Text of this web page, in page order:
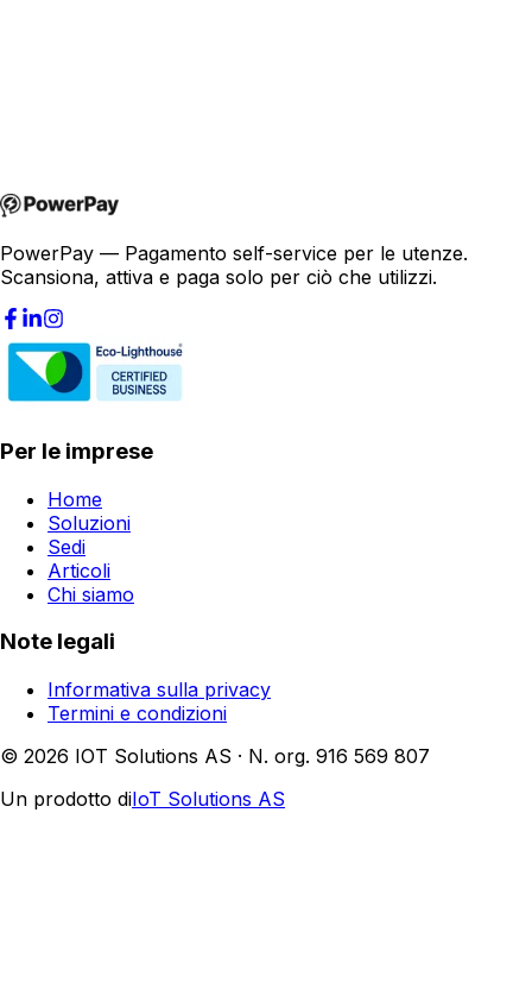
PowerPay — Pagamento self-service per le utenze.
Scansiona, attiva e paga solo per ciò che utilizzi.
Per le imprese
Home
Soluzioni
Sedi
Articoli
Chi siamo
Note legali
Informativa sulla privacy
Termini e condizioni
© 2026 IOT Solutions AS · N. org. 916 569 807
Un prodotto diIoT Solutions AS